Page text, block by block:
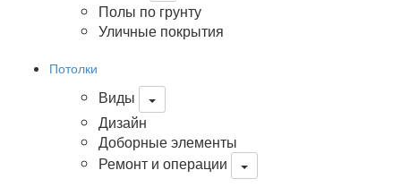
Полы по грунту
Уличные покрытия
Потолки
Виды
Дизайн
Доборные элементы
Ремонт и операции